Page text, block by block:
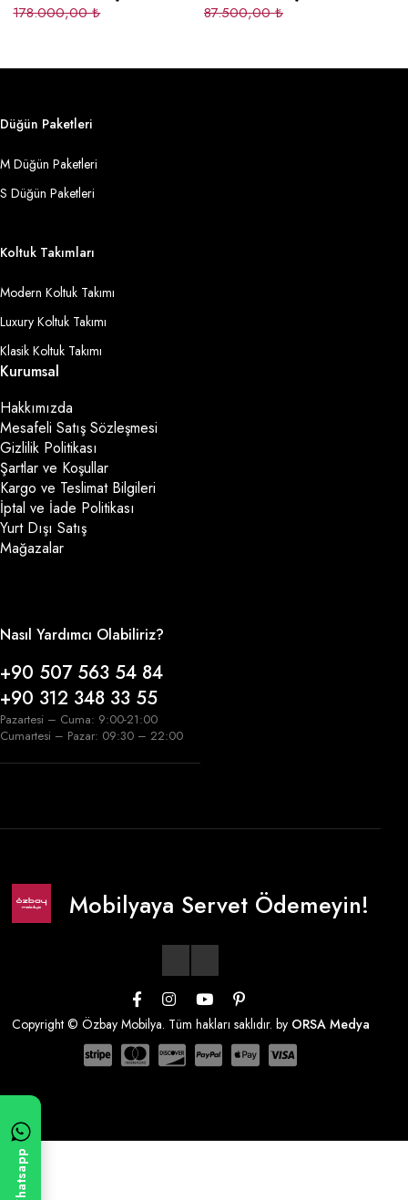
178.000,00₺ 87.500,00₺
Düğün Paketleri
M Düğün Paketleri
S Düğün Paketleri
Koltuk Takımları
Modern Koltuk Takımı
Luxury Koltuk Takımı
Klasik Koltuk Takımı
Kurumsal
Hakkımızda
Mesafeli Satış Sözleşmesi
Gizlilik Politikası
Şartlar ve Koşullar
Kargo ve Teslimat Bilgileri
İptal ve İade Politikası
Yurt Dışı Satış
Mağazalar
Nasıl Yardımcı Olabiliriz?
+90 507 563 54 84
+90 312 348 33 55
Pazartesi – Cuma: 9:00-21:00
Cumartesi – Pazar: 09:30 – 22:00
Mobilyaya Servet Ödemeyin!
Copyright © Özbay Mobilya. Tüm hakları saklıdır. by ORSA Medya
Whatsapp